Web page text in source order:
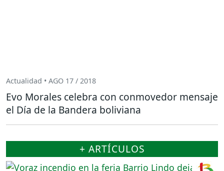
Actualidad • AGO 17 / 2018
Evo Morales celebra con conmovedor mensaje
el Día de la Bandera boliviana
+ ARTÍCULOS